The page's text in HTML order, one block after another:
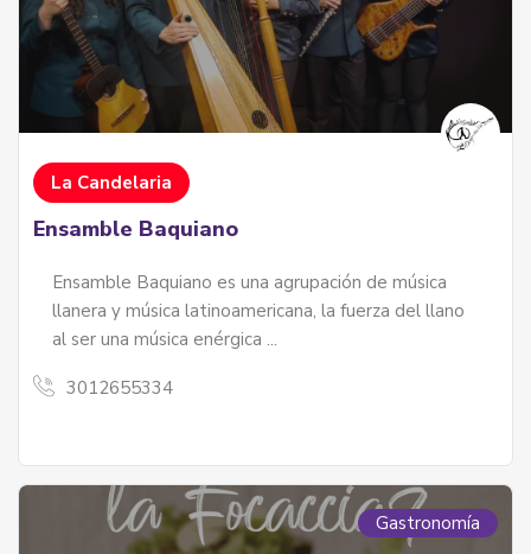
La Candelaria
Ensamble Baquiano
Ensamble Baquiano es una agrupación de música
llanera y música latinoamericana, la fuerza del llano
al ser una música enérgica ...
3012655334
Gastronomía